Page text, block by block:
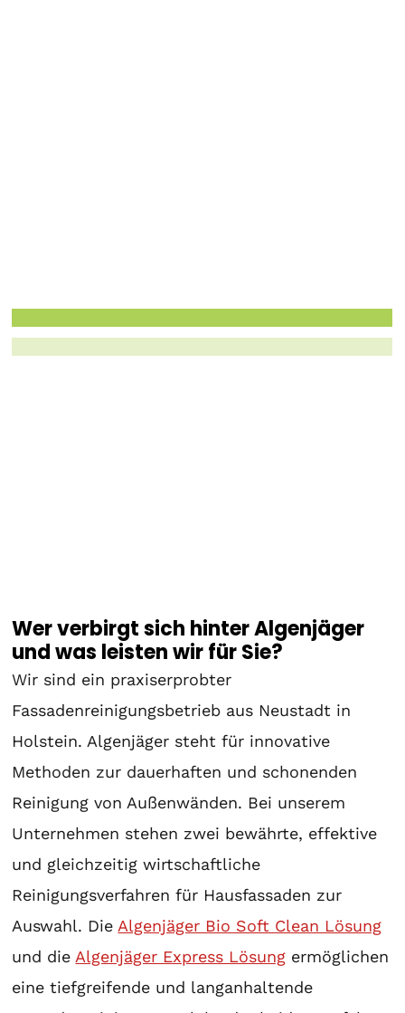
Wer verbirgt sich hinter Algenjäger
und was leisten wir für Sie?
Wir sind ein praxiserprobter
Fassadenreinigungsbetrieb aus Neustadt in
Holstein. Algenjäger steht für innovative
Methoden zur dauerhaften und schonenden
Reinigung von Außenwänden. Bei unserem
Unternehmen stehen zwei bewährte, effektive
und gleichzeitig wirtschaftliche
Reinigungsverfahren für Hausfassaden zur
Auswahl. Die Algenjäger Bio Soft Clean Lösung
und die Algenjäger Express Lösung ermöglichen
eine tiefgreifende und langanhaltende